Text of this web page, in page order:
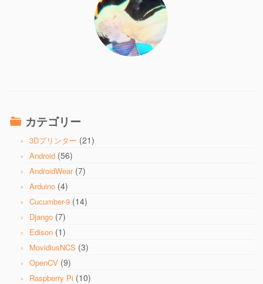
カテゴリー
3Dプリンター (21)
Android (56)
AndroidWear(7)
Arduino (4)
Cucumber-9 (14)
Django (7)
Edison (1)
MovidiusNCS (3)
OpenCV (9)
Raspberry Pi (10)